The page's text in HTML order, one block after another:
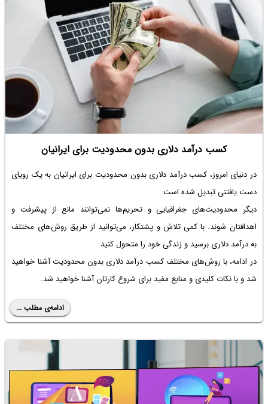
کسب درآمد دلاری بدون محدودیت برای ایرانیان
در دنیای امروز، کسب درآمد دلاری بدون محدودیت برای ایرانیان به یک رویای
دست یافتنی تبدیل شده است.
دیگر محدودیت‌های جغرافیایی و تحریم‌ها نمی‌توانند مانع از پیشرفت و
اهدافتان شوند. با کمی تلاش و پشتکار، می‌توانید از طریق روش‌های مختلف
به درآمد دلاری برسید و زندگی خود را متحول کنید.
در ادامه، با روش‌های مختلف کسب درآمد دلاری بدون محدودیت آشنا خواهید
شد و با نکات کلیدی و منابع مفید برای شروع کارتان آشنا خواهید شد.
ادامه‌ی مطلب ...